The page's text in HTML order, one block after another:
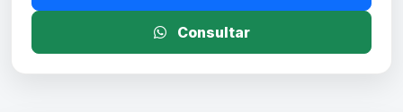
Consultar